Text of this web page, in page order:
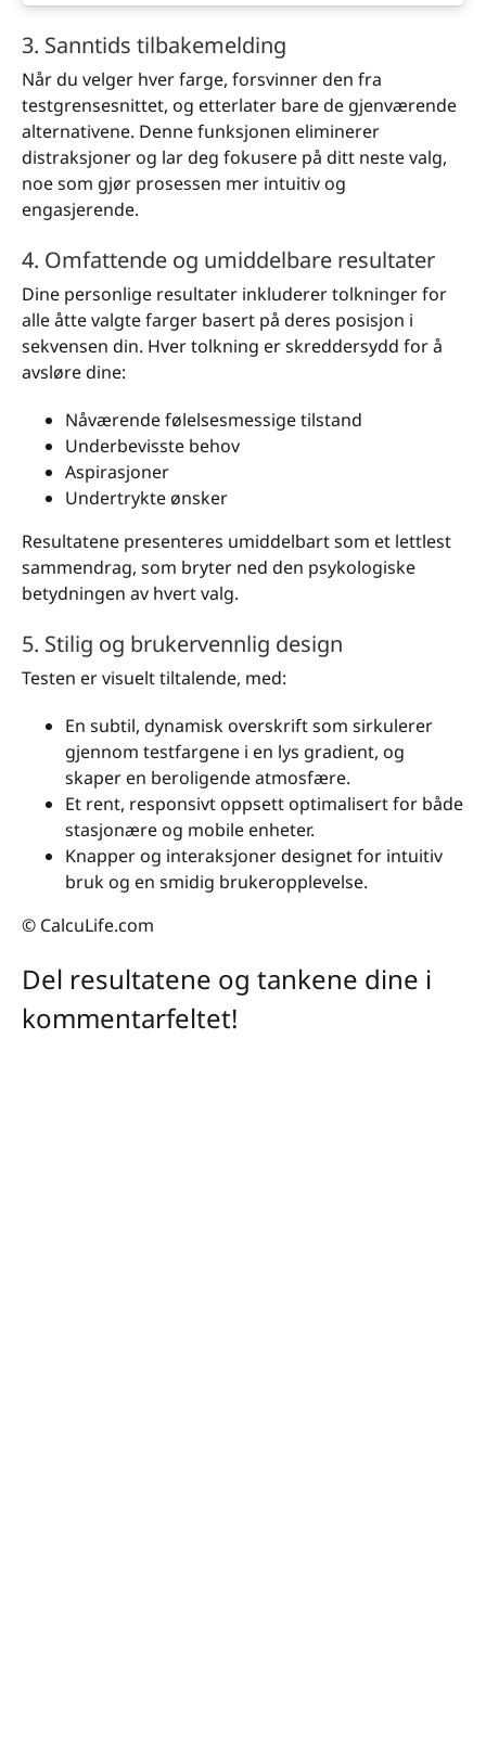
3. Sanntids tilbakemelding
Når du velger hver farge, forsvinner den fra
testgrensesnittet, og etterlater bare de gjenværende
alternativene. Denne funksjonen eliminerer
distraksjoner og lar deg fokusere på ditt neste valg,
noe som gjør prosessen mer intuitiv og
engasjerende.
4. Omfattende og umiddelbare resultater
Dine personlige resultater inkluderer tolkninger for
alle åtte valgte farger basert på deres posisjon i
sekvensen din. Hver tolkning er skreddersydd for å
avsløre dine:
Nåværende følelsesmessige tilstand
Underbevisste behov
Aspirasjoner
Undertrykte ønsker
Resultatene presenteres umiddelbart som et lettlest
sammendrag, som bryter ned den psykologiske
betydningen av hvert valg.
5. Stilig og brukervennlig design
Testen er visuelt tiltalende, med:
En subtil, dynamisk overskrift som sirkulerer
gjennom testfargene i en lys gradient, og
skaper en beroligende atmosfære.
Et rent, responsivt oppsett optimalisert for både
stasjonære og mobile enheter.
Knapper og interaksjoner designet for intuitiv
bruk og en smidig brukeropplevelse.
© CalcuLife.com
Del resultatene og tankene dine i
kommentarfeltet!